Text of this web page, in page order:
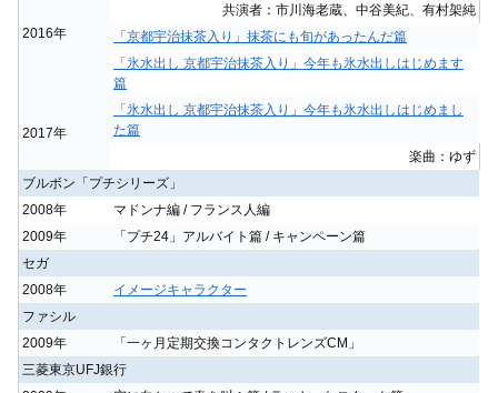
2016年
共演者：市川海老蔵、中谷美紀、有村架純
「京都宇治抹茶入り」抹茶にも旬があったんだ篇
「氷水出し 京都宇治抹茶入り」今年も氷水出しはじめます
篇
2017年
「氷水出し 京都宇治抹茶入り」今年も氷水出しはじめまし
た篇
楽曲：ゆず
ブルボン「プチシリーズ」
2008年
マドンナ編 / フランス人編
2009年
「プチ24」アルバイト篇 / キャンペーン篇
セガ
2008年
イメージキャラクター
ファシル
2009年
「一ヶ月定期交換コンタクトレンズCM」
三菱東京UFJ銀行